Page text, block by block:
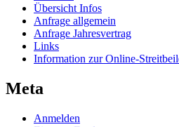
Übersicht Infos
Anfrage allgemein
Anfrage Jahresvertrag
Links
Information zur Online-
Meta
Anmelden